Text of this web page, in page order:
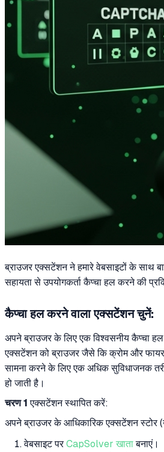
ब्राउजर एक्सटेंशन ने हमारे वेबसाइटों के साथ
सहायता से उपयोगकर्ता कैप्चा हल करने की
कैप्चा हल करने वाला एक्सटेंशन चुनें:
अपने ब्राउजर के लिए एक विश्वसनीय कैप्चा
एक्सटेंशन को ब्राउजर जैसे कि क्रोम और
सामना करने के लिए एक अधिक सुविधाजनक
हो जाती है।
चरण 1 एक्सटेंशन स्थापित करें:
अपने ब्राउजर के आधिकारिक एक्सटेंशन स्टोर
वेबसाइट परCapSolver खाताबनाएं।